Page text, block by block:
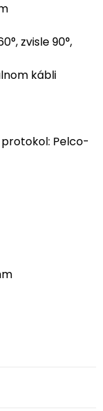
zvisle 90°,
kábli
Pelco-